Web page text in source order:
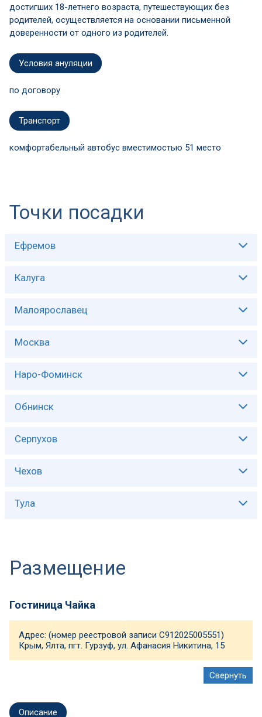
достигших 18-летнего возраста, путешествующих без
родителей, осуществляется на основании письменной
доверенности от одного из родителей.
Условия ануляции
по договору
Транспорт
комфортабельный автобус вместимостью 51 место
Точки посадки
Ефремов
Калуга
Малоярославец
Москва
Наро-Фоминск
Обнинск
Серпухов
Чехов
Тула
Размещение
Гостиница Чайка
Адрес: (номер реестровой записи С912025005551)
Крым, Ялта, пгт. Гурзуф, ул. Афанасия Никитина, 15
Описание